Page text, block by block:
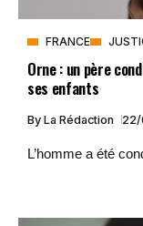
FRANCE
Orne : un père
ses enfants
By La Rédaction
L’homme a été